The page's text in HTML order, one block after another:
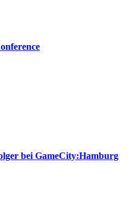
bei GameCity:Hamburg